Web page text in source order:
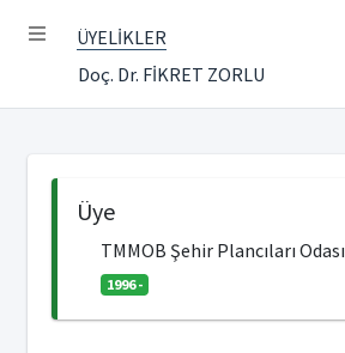
ÜYELİKLER
Doç. Dr. FİKRET ZORLU
Üye
TMMOB Şehir Plancıları Odası
1996 -